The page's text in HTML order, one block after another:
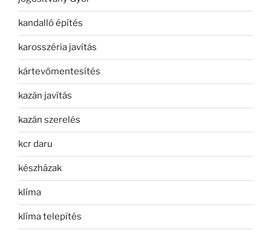
kandalló építés
karosszéria javítás
kártevőmentesítés
kazán javítás
kazán szerelés
kcr daru
készházak
klíma
klíma telepítés